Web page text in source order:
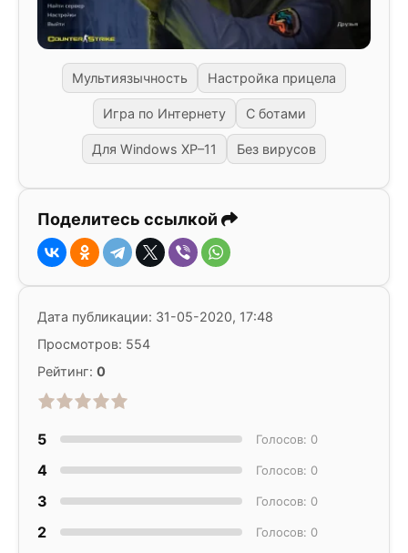
Мультиязычность Настройка прицела
Игра по Интернету С ботами
Для Windows XP–11 Без вирусов
Поделитесь ссылкой
Дата публикации: 31-05-2020, 17:48
Просмотров: 554
Рейтинг: 0
5 Голосов: 0
4 Голосов: 0
3 Голосов: 0
2 Голосов: 0